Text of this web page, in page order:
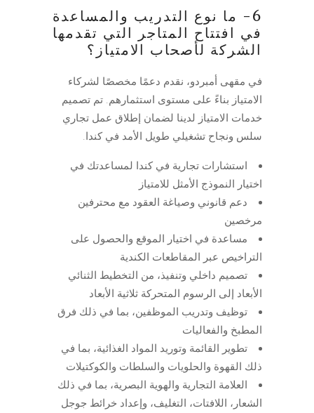
6- ما نوع التدريب والمساعدة
في افتتاح المتاجر التي تقدمها
الشركة لأصحاب الامتياز؟
في مقهى أمبردو، نقدم دعمًا مخصصًا لشركاء
الامتياز بناءً على مستوى استثمارهم. تم تصميم
خدمات الامتياز لدينا لضمان إطلاق عمل تجاري
سلس ونجاح تشغيلي طويل الأمد في كندا.
استشارات تجارية في كندا لمساعدتك في
اختيار النموذج الأمثل للامتياز
دعم قانوني وصياغة العقود مع محترفين
مرخصين
مساعدة في اختيار الموقع والحصول على
التراخيص عبر المقاطعات الكندية
تصميم داخلي وتنفيذ، من التخطيط الثنائي
الأبعاد إلى الرسوم المتحركة ثلاثية الأبعاد
توظيف وتدريب الموظفين، بما في ذلك فرق
المطبخ والفعاليات
تطوير القائمة وتوريد المواد الغذائية، بما في
ذلك القهوة والحلويات والسلطات والكوكتيلات
العلامة التجارية والهوية البصرية، بما في ذلك
الشعار، اللافتات، التغليف، وإعداد خرائط جوجل